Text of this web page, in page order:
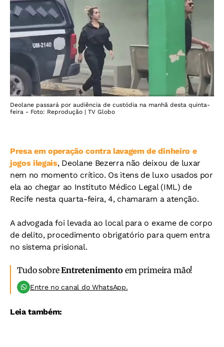
Deolane passará por audiência de custódia na manhã desta quinta-
feira - Foto: Reprodução | TV Globo
Presa em operação contra lavagem de dinheiro e
jogos ilegais, Deolane Bezerra não deixou de luxar
nem no momento crítico. Os itens de luxo usados por
ela ao chegar ao Instituto Médico Legal (IML) de
Recife nesta quarta-feira, 4, chamaram a atenção.
A advogada foi levada ao local para o exame de corpo
de delito, procedimento obrigatório para quem entra
no sistema prisional.
Tudo sobreEntretenimento em primeira mão!
Entre no canal do WhatsApp.
Leia também: